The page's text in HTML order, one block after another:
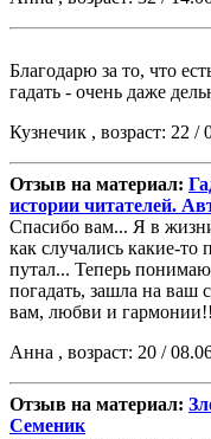
Благодарю за то, что
гадать - очень даже
Кузнечик , возраст: 22 /
Отзыв на материал:
истории читателей.
Спасибо вам... Я в
как случались какие-то
путал... Теперь
погадать, зашла на ваш
вам, любви и
Анна , возраст: 20 /
Отзыв на материал:
Семеник